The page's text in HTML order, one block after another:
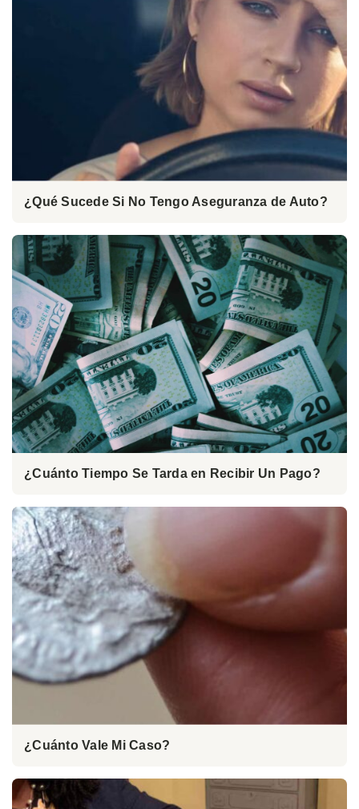
¿Qué Sucede Si No Tengo Aseguranza de Auto?
¿Cuánto Tiempo Se Tarda en Recibir Un Pago?
¿Cuánto Vale Mi Caso?